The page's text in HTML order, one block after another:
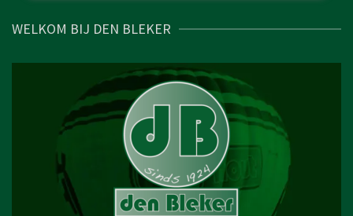
WELKOM BIJ DEN BLEKER